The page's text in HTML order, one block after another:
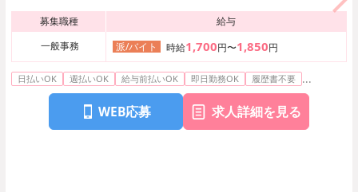
募集職種
給与
一般事務
派/バイト 時給1,700円〜1,850円
日払いOK 週払いOK 給与前払いOK 即日勤務OK 履歴書不要 ...
WEB応募 求人詳細を見る